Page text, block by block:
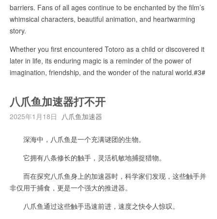
barriers. Fans of all ages continue to be enchanted by the film’s
whimsical characters, beautiful animation, and heartwarming
story.
Whether you first encountered Totoro as a child or discovered it
later in life, its enduring magic is a reminder of the power of
imagination, friendship, and the wonder of the natural world.#3#
八爪鱼加速器打不开
2025年1月18日 八爪鱼加速器
深海中，八爪鱼是一个充满谜团的生物。
它拥有八条修长的触手，灵活机敏地捕捉猎物。
而在探究八爪鱼身上的加速器时，科学家们发现，这些触手并
非仅用于捕食，更是一个强大的推进器。
八爪鱼通过这些触手迅速前进，速度之快令人惊叹。